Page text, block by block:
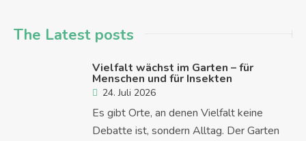
The Latest posts
Vielfalt wächst im Garten – für
Menschen und für Insekten
24. Juli 2026
Es gibt Orte, an denen Vielfalt keine
Debatte ist, sondern Alltag. Der Garten